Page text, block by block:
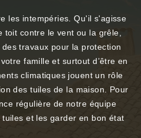
les intempéries. Qu'il s'agisse
toit contre le vent ou la grêle,
travaux pour la protection
famille et surtout d’être en
climatiques jouent un rôle
des tuiles de la maison. Pour
régulière de notre équipe
et les garder en bon état